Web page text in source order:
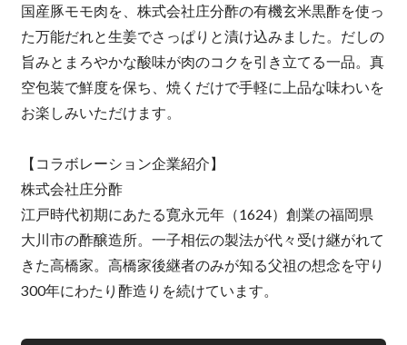
国産豚モモ肉を、株式会社庄分酢の有機玄米黒酢を使っ
た万能だれと生姜でさっぱりと漬け込みました。だしの
旨みとまろやかな酸味が肉のコクを引き立てる一品。真
空包装で鮮度を保ち、焼くだけで手軽に上品な味わいを
お楽しみいただけます。
【コラボレーション企業紹介】
株式会社庄分酢
江戸時代初期にあたる寛永元年（1624）創業の福岡県
大川市の酢醸造所。一子相伝の製法が代々受け継がれて
きた高橋家。高橋家後継者のみが知る父祖の想念を守り
300年にわたり酢造りを続けています。